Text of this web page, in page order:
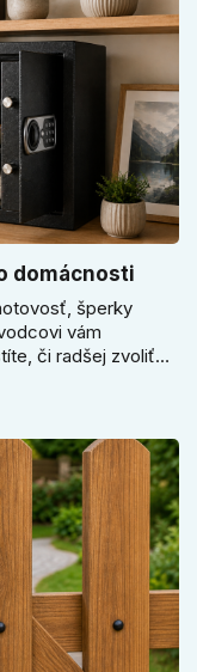
domácnosti
šperky
vám
či radšej zvoliť